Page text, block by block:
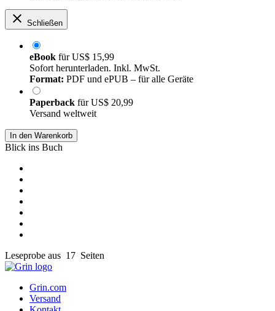
Schließen
eBook fürUS$ 15,99
Sofort herunterladen. Inkl. MwSt.
Format: PDF und ePUB – für alle Geräte
Paperback fürUS$ 20,99
Versand weltweit
In den Warenkorb
Blick ins Buch
Leseprobe aus 17 Seiten
Grin.com
Versand